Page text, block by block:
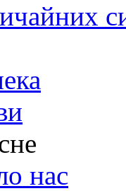
нас